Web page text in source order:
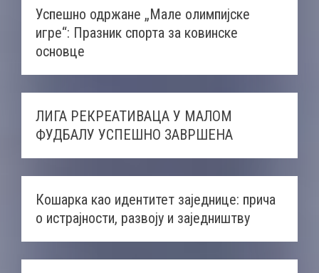
Успешно одржане „Мале олимпијске
игре“: Празник спорта за ковинске
основце
ЛИГА РЕКРЕАТИВАЦА У МАЛОМ
ФУДБАЛУ УСПЕШНО ЗАВРШЕНА
Кошарка као идентитет заједнице: прича
о истрајности, развоју и заједништву